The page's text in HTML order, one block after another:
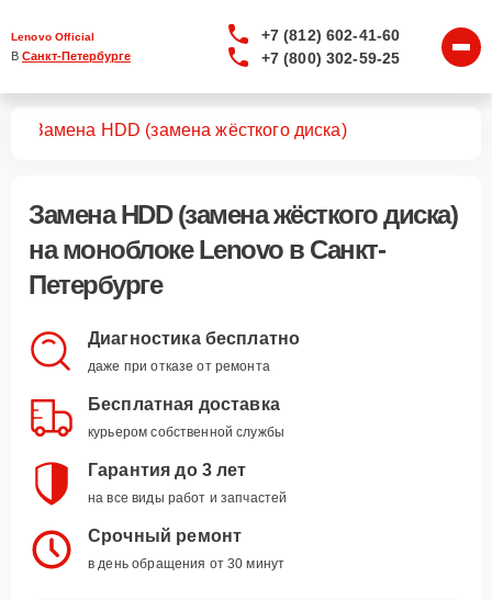
Lenovo Official
В Санкт-Петербурге
+7 (812) 602-41-60
+7 (800) 302-59-25
Замена HDD (замена жёсткого диска)
Замена HDD (замена жёсткого диска)
на моноблоке Lenovo в Санкт-
Петербурге
Диагностика бесплатно
даже при отказе от ремонта
Бесплатная доставка
курьером собственной службы
Гарантия до 3 лет
на все виды работ и запчастей
Срочный ремонт
в день обращения от 30 минут